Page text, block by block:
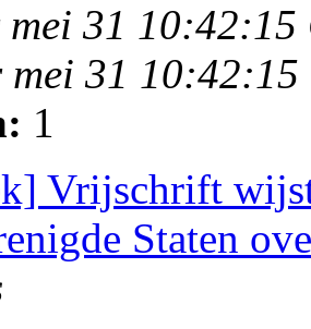
mei 31 10:42:15
mei 31 10:42:15
1
Vrijschrift
Staten